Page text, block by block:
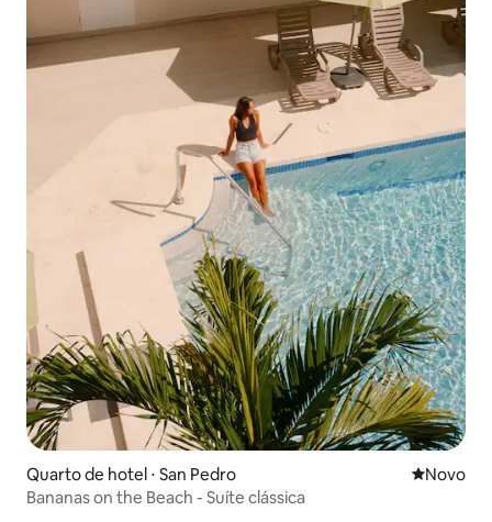
Quarto de hotel ⋅ San Pedro Novo
Novo
Bananas on the Beach - Suíte clássica